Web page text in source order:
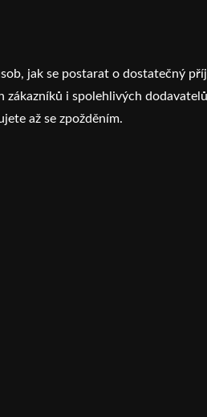
jak se postarat o dostatečný
i spolehlivých
až se zpožděním.